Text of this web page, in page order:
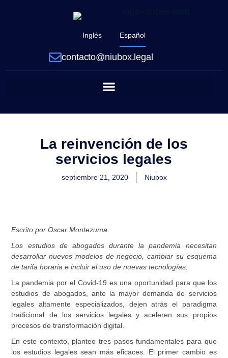
contacto@niubox.legal
Inglés Español
La reinvención de los
servicios legales
septiembre 21, 2020 Niubox
Escrito por Oscar Montezuma
Los estudios de abogados durante la pandemia necesitan
desarrollar nuevos modelos de negocio, cambiar su esquema
de tarifa horaria e incluir el uso de nuevas tecnologías.
La pandemia por el Covid-19 es una oportunidad para que los
estudios de abogados, ante la mayor demanda de servicios
legales altamente especializados, dejen atrás el paradigma
tradicional de los servicios legales y aceleren sus propios
procesos de transformación digital.
En este contexto, planteo tres pasos fundamentales para que
los estudios legales sean más eficaces. El primer cambio es